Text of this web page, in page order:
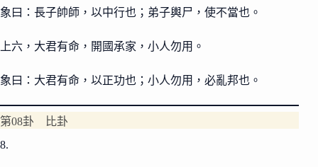
象曰：長子帥師，以中行也；弟子輿尸，使不當也。
上六，大君有命，開國承家，小人勿用。
象曰：大君有命，以正功也；小人勿用，必亂邦也。
第08卦 比卦
8.